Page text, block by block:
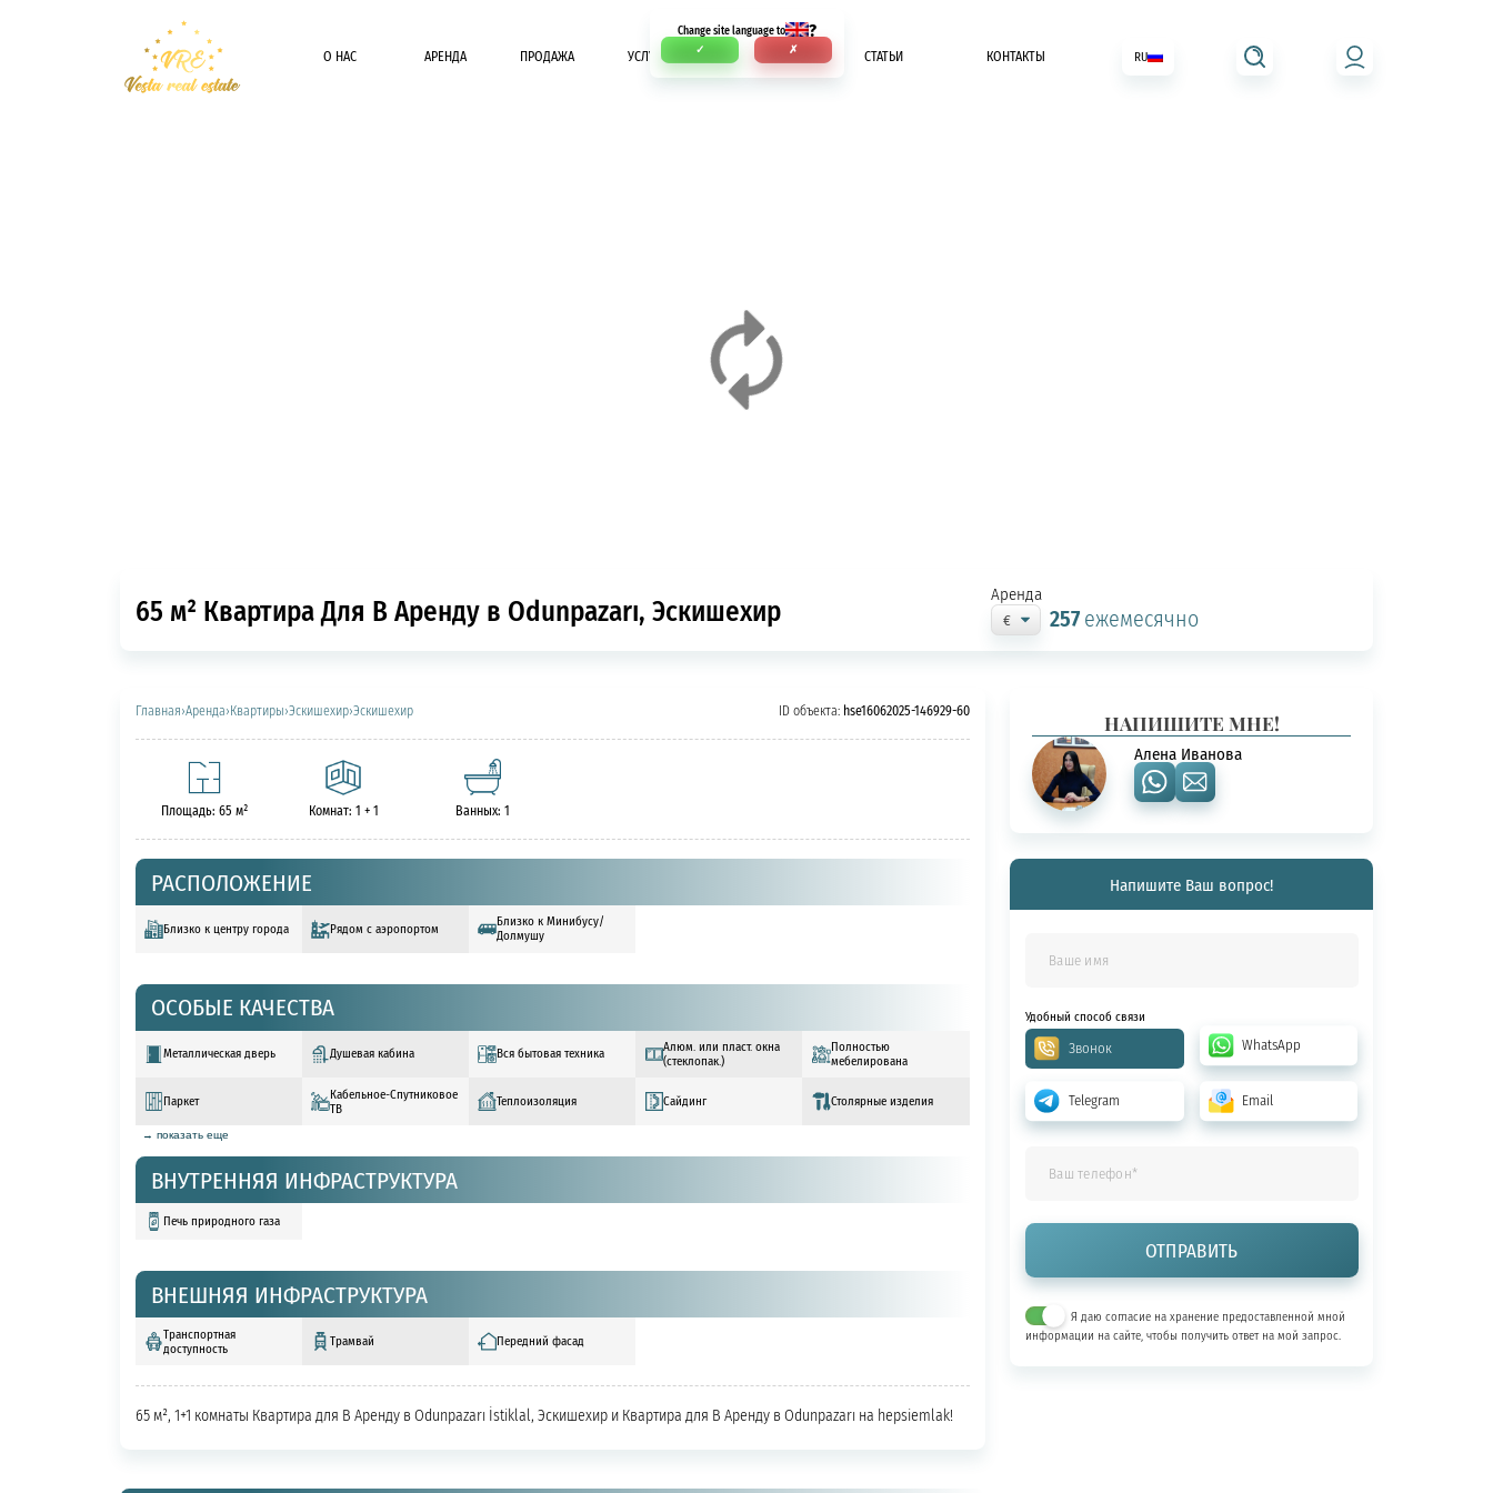
Change site language to ?
✓ ✗
О НАС АРЕНДА ПРОДАЖА УСЛУГИ ОПЛАТА СТАТЬИ КОНТАКТЫ RU
65 м² Квартира Для В Аренду в Odunpazarı, Эскишехир Аренда
257ежемесячно
Главная›Аренда›Квартиры›Эскишехир›Эскишехир ID объекта: hse16062025-146929-60
Площадь: 65 м² Комнат: 1 + 1 Ванных: 1
РАСПОЛОЖЕНИЕ
Близко к центру города Рядом с аэропортом
Близко к Минибусу/
Долмушу
ОСОБЫЕ КАЧЕСТВА
Металлическая дверь Душевая кабина Вся бытовая техника
Алюм. или пласт. окна
(стеклопак.)
Полностью
мебелирована
Паркет
Кабельное-Спутниковое
ТВ
Теплоизоляция Сайдинг Столярные изделия
→ показать еще
ВНУТРЕННЯЯ ИНФРАСТРУКТУРА
Печь природного газа
ВНЕШНЯЯ ИНФРАСТРУКТУРА
Транспортная
доступность
Трамвай Передний фасад
65 м², 1+1 комнаты Квартира для В Аренду в Odunpazarı İstiklal, Эскишехир и Квартира для В Аренду в Odunpazarı на hepsiemlak!
НАПИШИТЕ МНЕ!
Алена Иванова
Напишите Ваш вопрос!
Удобный способ связи
Звонок WhatsApp
Telegram Email
Я даю согласие на хранение предоставленной мной
информации на сайте, чтобы получить ответ на мой запрос.